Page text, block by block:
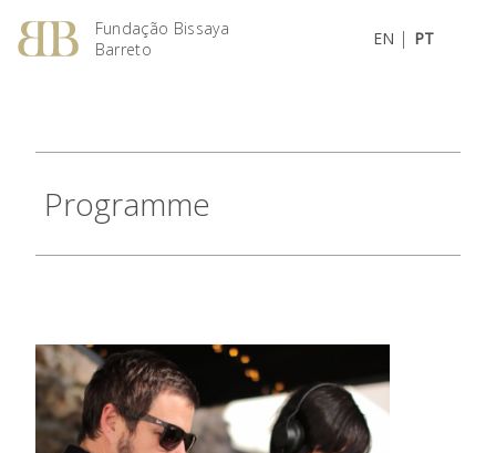
Fundação Bissaya
Barreto
EN | PT
Programme